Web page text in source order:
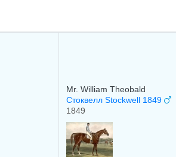
Mr. William Theobald
Стоквелл Stockwell 1849
1849